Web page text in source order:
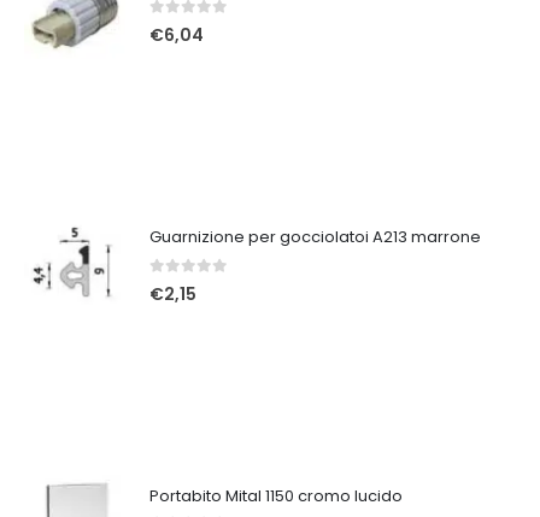
Su 5
€6,04
Guarnizione per gocciolatoi A213 marrone
Su 5
€2,15
Portabito Mital 1150 cromo lucido